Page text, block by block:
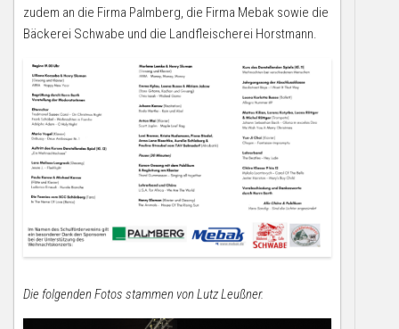
zudem an die Firma Palmberg, die Firma Mebak sowie die
Bäckerei Schwabe und die Landfleischerei Horstmann.
Die folgenden Fotos stammen von Lutz Leußner.